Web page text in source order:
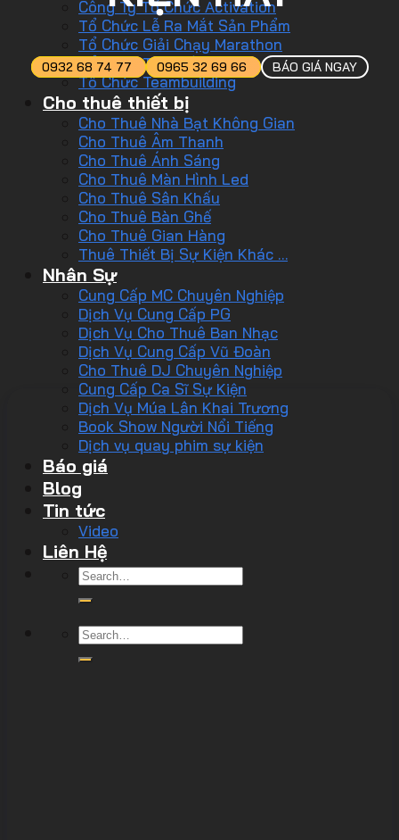
Công Ty Tổ Chức Activation
Tổ Chức Lễ Ra Mắt Sản Phẩm
Tổ Chức Giải Chạy Marathon
Tổ Chức Tiệc Tất Niên
Tổ Chức Teambuilding
Cho thuê thiết bị
Cho Thuê Nhà Bạt Không Gian
Cho Thuê Âm Thanh
Cho Thuê Ánh Sáng
Cho Thuê Màn Hình Led
Cho Thuê Sân Khấu
Cho Thuê Bàn Ghế
Cho Thuê Gian Hàng
Thuê Thiết Bị Sự Kiện Khác …
Nhân Sự
Cung Cấp MC Chuyên Nghiệp
Dịch Vụ Cung Cấp PG
Dịch Vụ Cho Thuê Ban Nhạc
Dịch Vụ Cung Cấp Vũ Đoàn
Cho Thuê DJ Chuyên Nghiệp
Cung Cấp Ca Sĩ Sự Kiện
Dịch Vụ Múa Lân Khai Trương
Book Show Người Nổi Tiếng
Dịch vụ quay phim sự kiện
Báo giá
Blog
Tin tức
Video
Liên Hệ
0932 68 74 77 0965 32 69 66 BÁO GIÁ NGAY